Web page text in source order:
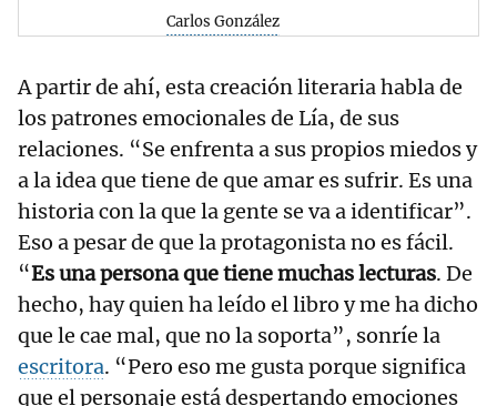
Carlos González
A partir de ahí, esta creación literaria habla de
los patrones emocionales de Lía, de sus
relaciones. “Se enfrenta a sus propios miedos y
a la idea que tiene de que amar es sufrir. Es una
historia con la que la gente se va a identificar”.
Eso a pesar de que la protagonista no es fácil.
“Es una persona que tiene muchas lecturas. De
hecho, hay quien ha leído el libro y me ha dicho
que le cae mal, que no la soporta”, sonríe la
escritora. “Pero eso me gusta porque significa
que el personaje está despertando emociones